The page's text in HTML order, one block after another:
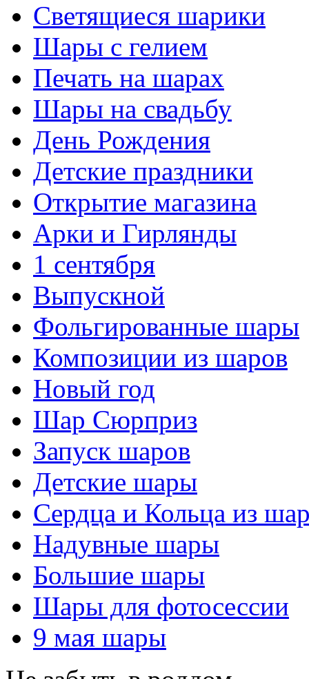
Светящиеся шарики
Шары с гелием
Печать на шарах
Шары на свадьбу
День Рождения
Детские праздники
Открытие магазина
Арки и Гирлянды
1 сентября
Выпускной
Фольгированные шары
Композиции из шаров
Новый год
Шар Сюрприз
Запуск шаров
Детские шары
Сердца и Кольца из
Надувные шары
Большие шары
Шары для фотосессии
9 мая шары